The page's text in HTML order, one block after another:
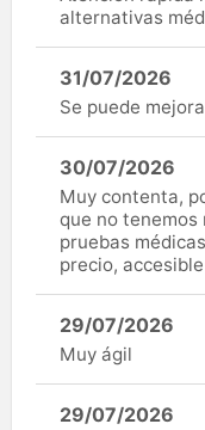
alternativas
31/07/2026
Se puede
30/07/2026
Muy contenta,
que no tenemos
pruebas
precio,
29/07/2026
Muy ágil
29/07/2026